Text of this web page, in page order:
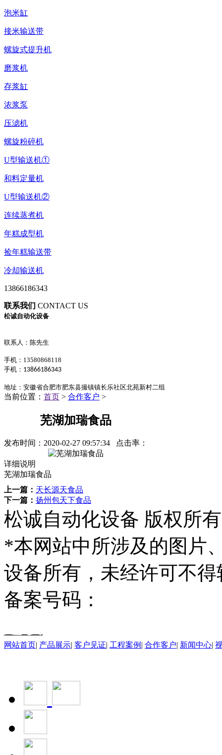
泡米缸
接米输送带
螺旋式提升机
磨浆机
存浆缸
浓浆泵
压滤机
螺旋粉碎机
U型输送机①
和料定量机
U型输送机②
连续蒸煮机
年糕成型机
捡年糕输送带
冷却输送机
13866186343
联系我们 CONTACT US
松诚自动化设备
联系人：陈先生
手机：13580868118
手机： 13866186343
地址：安徽省合肥市肥东县撮镇镇长乐社区北苑新村二组
当前位置： 首页 > 合作客户 >
芜湖加瑞食品
发布时间： 2020-02-27 09:57:34 点击率：
详细说明
芜湖加瑞食品
上一篇： 天长源天食品
下一篇： 扬州包天下食品
松诚自动化设备 版权所
*本网站中所涉及的图片
设备所有，未经许可不
备案号码：
网站首页| 产品展示| 客户见证| 工程案例 | 合作客户| 新闻中心|